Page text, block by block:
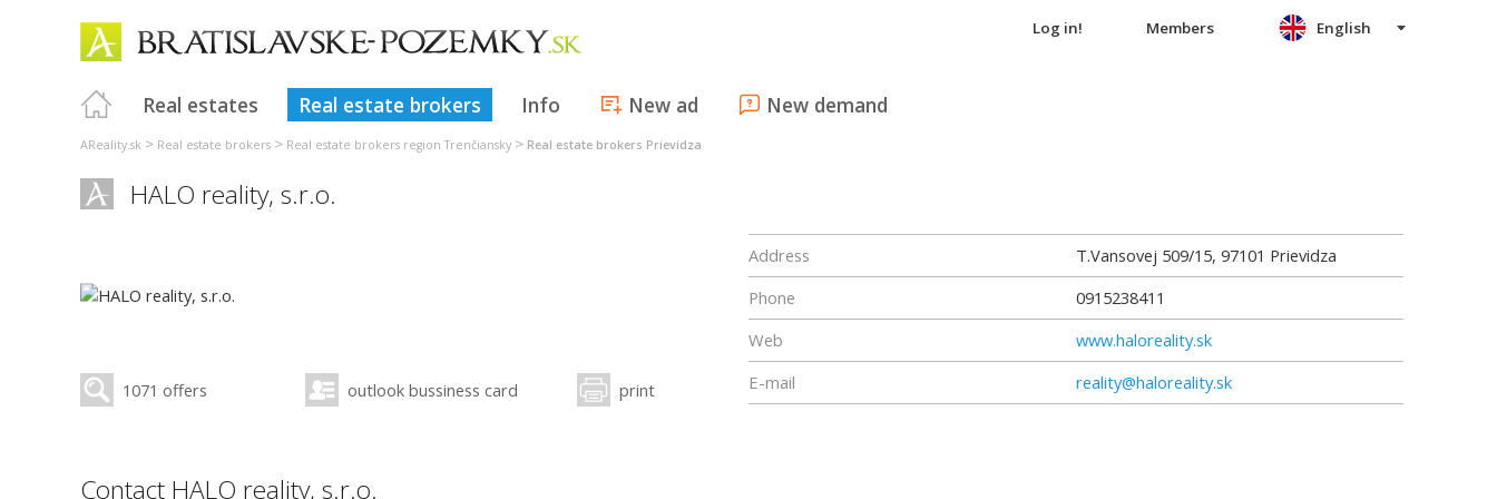
Log in! Members
Real estates Real estate brokers Info New ad New demand
English
AReality.sk > Real estate brokers > Real estate brokers region Trenčiansky > Real estate brokers Prievidza
HALO reality, s.r.o.
1071 offers outlook bussiness card print
Address T.Vansovej 509/15, 97101 Prievidza
Phone
0915238411
Web
www.haloreality.sk
E-mail
reality@haloreality.sk
Contact HALO reality, s.r.o.